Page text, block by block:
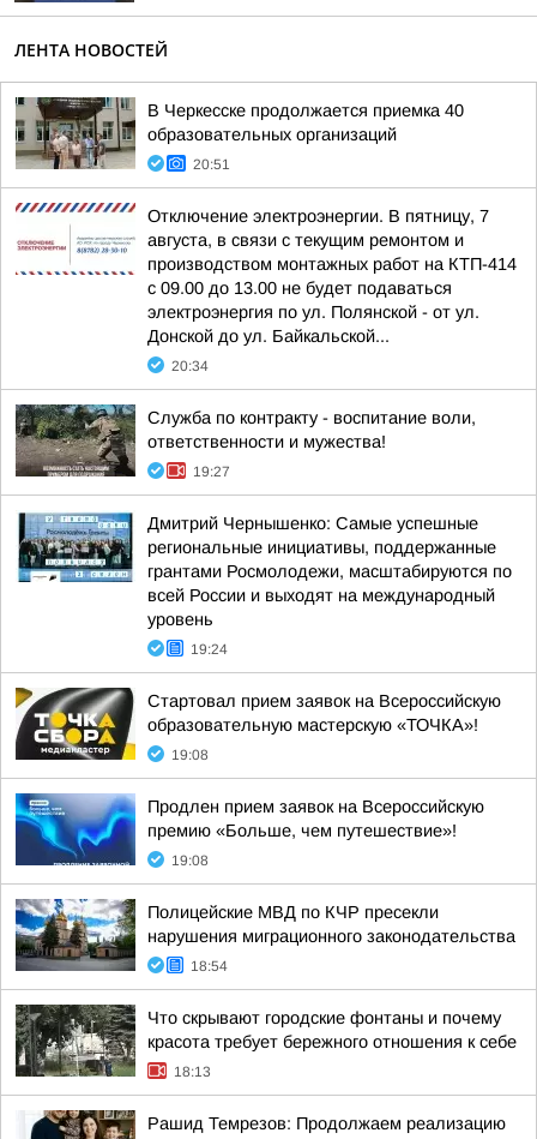
ЛЕНТА НОВОСТЕЙ
В Черкесске продолжается приемка 40
образовательных организаций
20:51
Отключение электроэнергии. В пятницу, 7
августа, в связи с текущим ремонтом и
производством монтажных работ на КТП-414
с 09.00 до 13.00 не будет подаваться
электроэнергия по ул. Полянской - от ул.
Донской до ул. Байкальской...
20:34
Служба по контракту - воспитание воли,
ответственности и мужества!
19:27
Дмитрий Чернышенко: Самые успешные
региональные инициативы, поддержанные
грантами Росмолодежи, масштабируются по
всей России и выходят на международный
уровень
19:24
Стартовал прием заявок на Всероссийскую
образовательную мастерскую «ТОЧКА»!
19:08
Продлен прием заявок на Всероссийскую
премию «Больше, чем путешествие»!
19:08
Полицейские МВД по КЧР пресекли
нарушения миграционного законодательства
18:54
Что скрывают городские фонтаны и почему
красота требует бережного отношения к себе
18:13
Рашид Темрезов: Продолжаем реализацию